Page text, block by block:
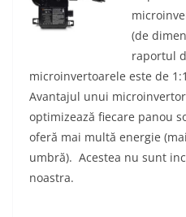
(de
raportul
microinvertoarele este de
Avantajul unui
optimizează fiecare panou
oferă mai multă energie
umbră). Acestea nu sunt
noastra.